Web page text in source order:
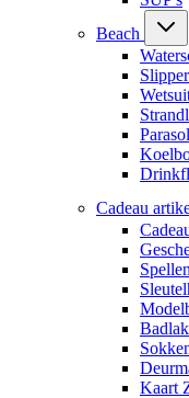
Beach
Cadeau
Spellen
Kaart